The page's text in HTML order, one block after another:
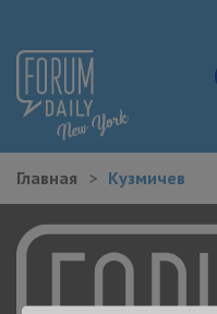
НОВОСТИ ГОРОДА
КУДА ПОЙТИ В ГОРОДЕ
ЗДОРОВЬЕ
Главная Кузмичев